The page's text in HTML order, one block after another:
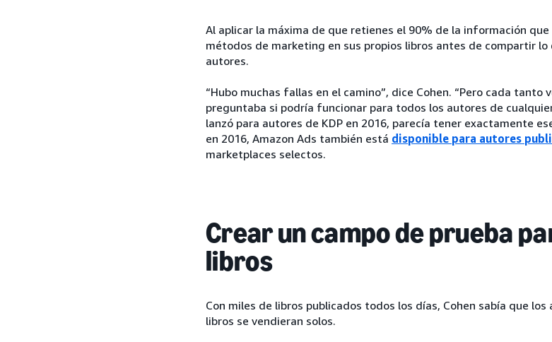
Al aplicar la máxima de que retienes el 90% de la información que
métodos de marketing en sus propios libros antes de compartir
autores.
“Hubo muchas fallas en el camino”, dice Cohen. “Pero cada tanto
preguntaba si podría funcionar para todos los autores de
lanzó para autores de KDP en 2016, parecía tener exactamente
en 2016, Amazon Ads también está disponible para autores
marketplaces selectos.
Crear un campo de prueba
libros
Con miles de libros publicados todos los días, Cohen sabía que
libros se vendieran solos.